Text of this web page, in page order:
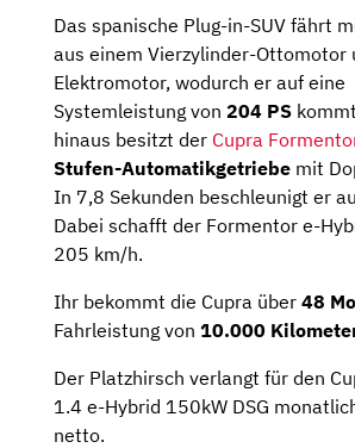
Das spanische Plug-in-SUV fährt
aus einem Vierzylinder-Ottomotor
Elektromotor, wodurch er auf eine
Systemleistung von 204 PS
hinaus besitzt der Cupra
Stufen-Automatikgetriebe mit
In 7,8 Sekunden beschleunigt er
Dabei schafft der Formentor e-
205 km/h.
Ihr bekommt die Cupra über 48
Fahrleistung von 10.000
Der Platzhirsch verlangt für den
1.4 e-Hybrid 150kW DSG
netto.